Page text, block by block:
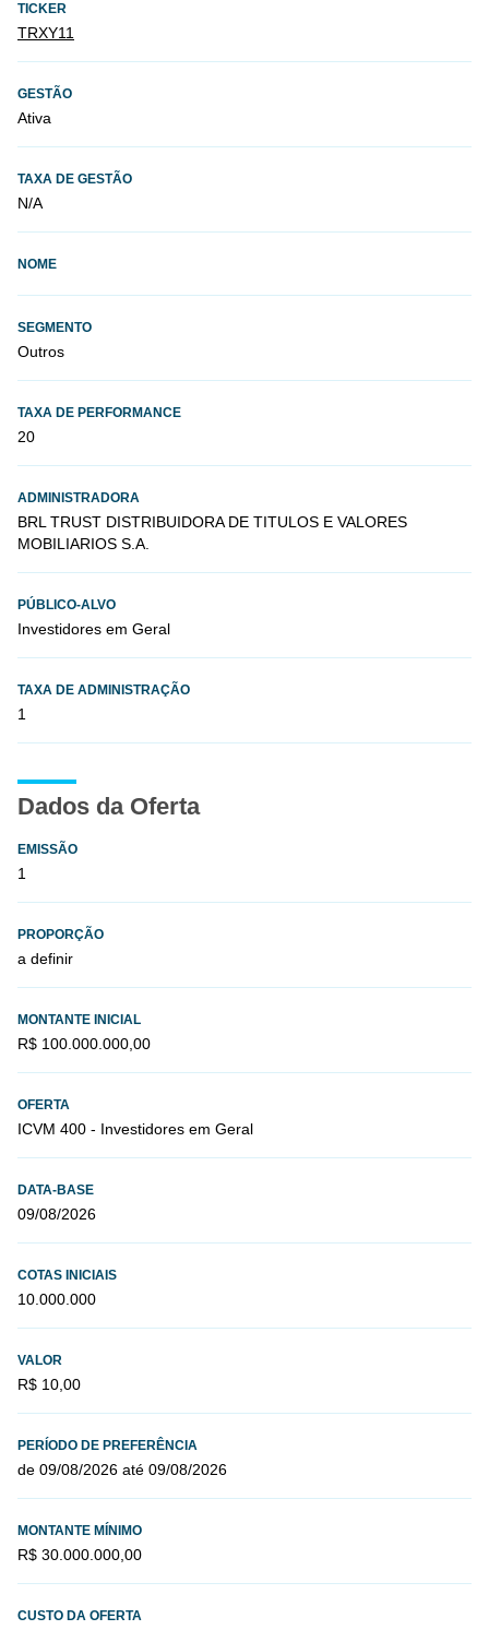
TICKER
TRXY11
GESTÃO
Ativa
TAXA DE GESTÃO
N/A
NOME
SEGMENTO
Outros
TAXA DE PERFORMANCE
20
ADMINISTRADORA
BRL TRUST DISTRIBUIDORA DE TITULOS E VALORES
MOBILIARIOS S.A.
PÚBLICO-ALVO
Investidores em Geral
TAXA DE ADMINISTRAÇÃO
1
Dados da Oferta
EMISSÃO
1
PROPORÇÃO
a definir
MONTANTE INICIAL
R$ 100.000.000,00
OFERTA
ICVM 400 - Investidores em Geral
DATA-BASE
09/08/2026
COTAS INICIAIS
10.000.000
VALOR
R$ 10,00
PERÍODO DE PREFERÊNCIA
de 09/08/2026 até 09/08/2026
MONTANTE MÍNIMO
R$ 30.000.000,00
CUSTO DA OFERTA